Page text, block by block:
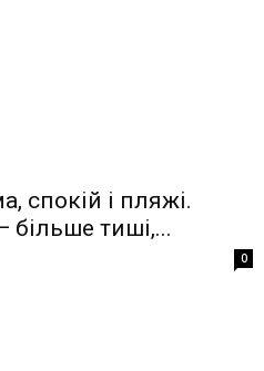
спокій і пляжі.
тиші,...
0